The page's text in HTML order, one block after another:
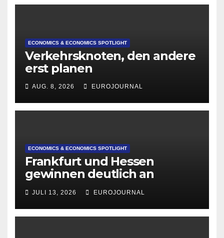
ECONOMICS & ECONOMICS SPOTLIGHT
Verkehrsknoten, den andere
erst planen
AUG. 8, 2026 EUROJOURNAL
ECONOMICS & ECONOMICS SPOTLIGHT
Frankfurt und Hessen
gewinnen deutlich an
Attraktivität für Startup-
Gründungen
JULI 13, 2026 EUROJOURNAL